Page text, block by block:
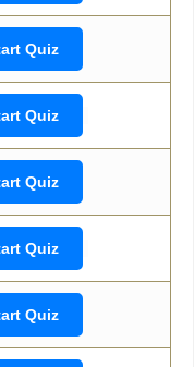
Quiz
Quiz
Quiz
Quiz
Quiz